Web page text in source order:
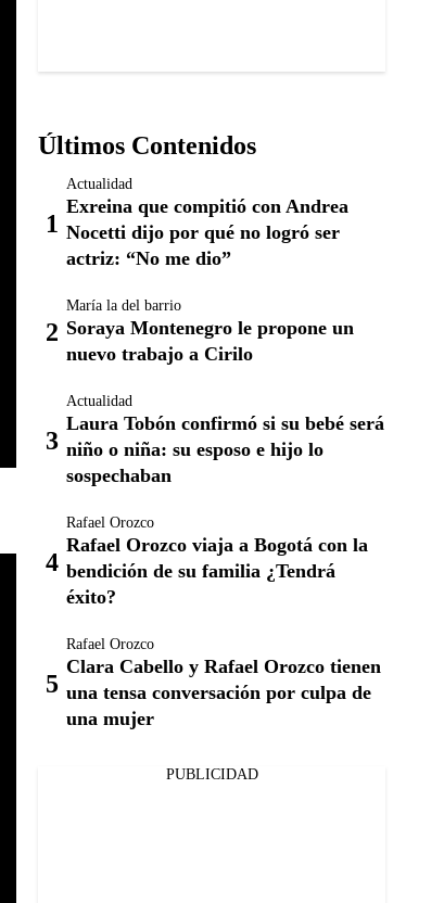
Últimos Contenidos
Actualidad
Exreina que compitió con Andrea
Nocetti dijo por qué no logró ser
actriz: “No me dio”
María la del barrio
Soraya Montenegro le propone un
nuevo trabajo a Cirilo
Actualidad
Laura Tobón confirmó si su bebé será
niño o niña: su esposo e hijo lo
sospechaban
Rafael Orozco
Rafael Orozco viaja a Bogotá con la
bendición de su familia ¿Tendrá
éxito?
Rafael Orozco
Clara Cabello y Rafael Orozco tienen
una tensa conversación por culpa de
una mujer
PUBLICIDAD